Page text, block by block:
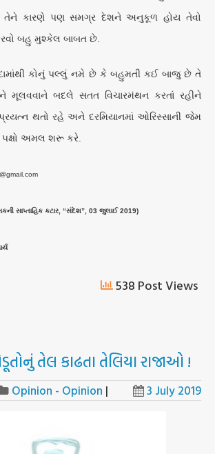
તેને કારણે પણ સમગ્ર દેશને અનુકૂળ હોય તેવો
બહુ મુશ્કેલ બાબત છે.
કોનું પલ્લું નમે છે કે બહુમતી કઈ બાજુ છે તે
મૂલવવાને બદલે સતત વિચારમંથન કરતાં રહીને
પ્રયત્ન થતો રહે અને દરમિયાનમાં ઓરિસ્સાની જેમ
અમલ શરૂ કરે.
સાપ્તાહિક કટાર, “સંદેશ”, 03 જુલાઈ 2019)
538 Post Views
તેલ કાઢતા તેલિયા રાજાઓ !
Opinion - Opinion | 3 July 2019